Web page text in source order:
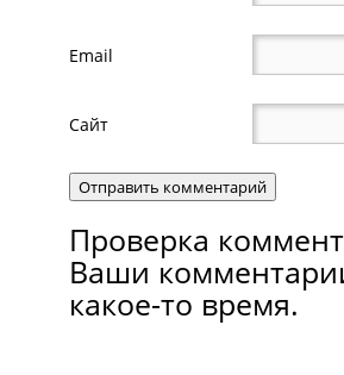
Email
Сайт
Проверка
Ваши
какое-то время.